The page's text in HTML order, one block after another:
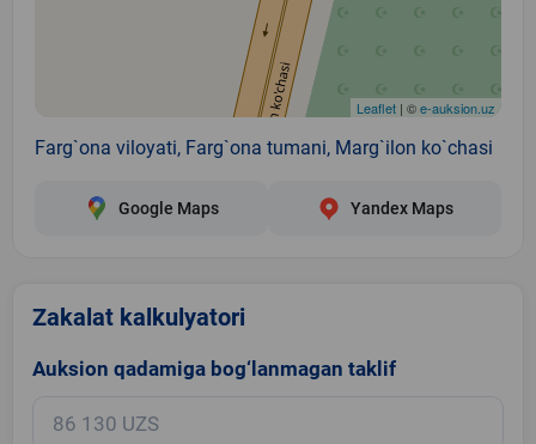
Leaflet | ©e-auksion.uz
Farg`ona viloyati, Farg`ona tumani, Marg`ilon ko`chasi
Google Maps Yandex Maps
Zakalat kalkulyatori
Auksion qadamiga bog‘lanmagan taklif